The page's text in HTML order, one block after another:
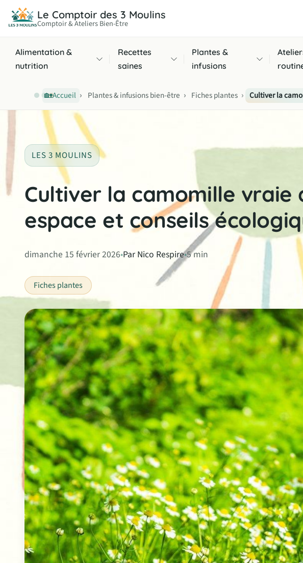
Le Comptoir des 3 Moulins
Comptoir & Ateliers Bien-Être
Alimentation &
nutrition
Recettes
saines
Plantes &
infusions
🏡Accueil › Plantes & infusions bien-être › Fiches plantes ›
LES 3 MOULINS
Cultiver la camomille vraie
espace et conseils
dimanche 15 février 2026•Par Nico Respire•5 min
Fiches plantes